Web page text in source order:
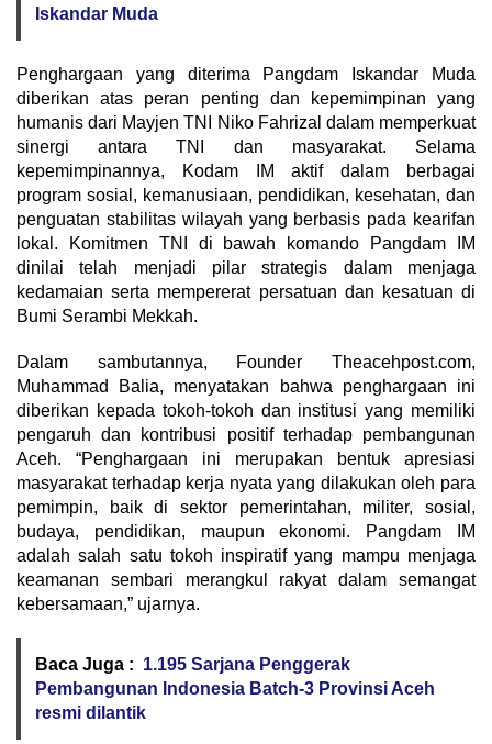
Iskandar Muda
Penghargaan yang diterima Pangdam Iskandar Muda
diberikan atas peran penting dan kepemimpinan yang
humanis dari Mayjen TNI Niko Fahrizal dalam memperkuat
sinergi antara TNI dan masyarakat. Selama
kepemimpinannya, Kodam IM aktif dalam berbagai
program sosial, kemanusiaan, pendidikan, kesehatan, dan
penguatan stabilitas wilayah yang berbasis pada kearifan
lokal. Komitmen TNI di bawah komando Pangdam IM
dinilai telah menjadi pilar strategis dalam menjaga
kedamaian serta mempererat persatuan dan kesatuan di
Bumi Serambi Mekkah.
Dalam sambutannya, Founder Theacehpost.com,
Muhammad Balia, menyatakan bahwa penghargaan ini
diberikan kepada tokoh-tokoh dan institusi yang memiliki
pengaruh dan kontribusi positif terhadap pembangunan
Aceh. “Penghargaan ini merupakan bentuk apresiasi
masyarakat terhadap kerja nyata yang dilakukan oleh para
pemimpin, baik di sektor pemerintahan, militer, sosial,
budaya, pendidikan, maupun ekonomi. Pangdam IM
adalah salah satu tokoh inspiratif yang mampu menjaga
keamanan sembari merangkul rakyat dalam semangat
kebersamaan,” ujarnya.
Baca Juga : 1.195 Sarjana Penggerak
Pembangunan Indonesia Batch-3 Provinsi Aceh
resmi dilantik